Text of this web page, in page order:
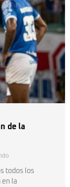
de la
todos los
en la